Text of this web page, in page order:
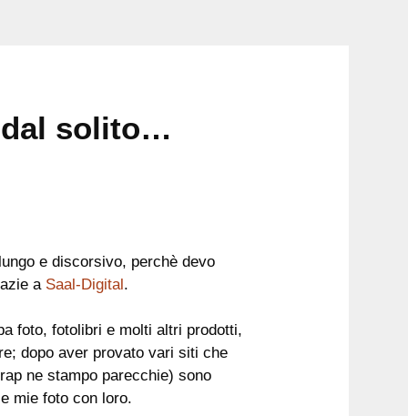
dal solito…
e discorsivo, perchè devo
a Saal-Digital.
foto, fotolibri e molti altri prodotti,
dopo aver provato vari siti che
ne stampo parecchie) sono
mie foto con loro.